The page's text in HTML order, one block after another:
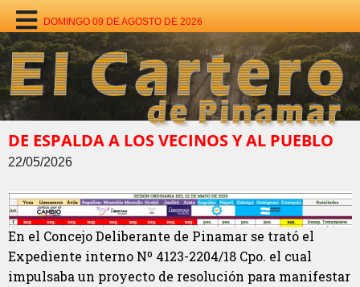
DOMINGO 09 DE AGOSTO DE 2026
DE ESPALDA A LOS VECINOS Y AL PUEBLO
22/05/2026
En el Concejo Deliberante de Pinamar se trató el
Expediente interno Nº 4123-2204/18 Cpo. el cual
impulsaba un proyecto de resolución para manifestar